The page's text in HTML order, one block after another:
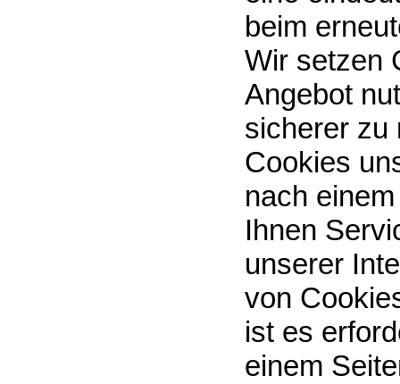
beim
Wir setzen
Angebot
sicherer zu
Cookies
nach
Ihnen
unserer
von
ist es
einem